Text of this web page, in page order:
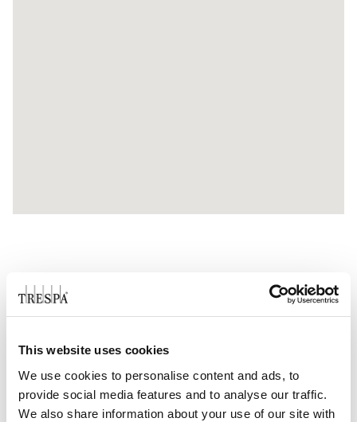
This website uses cookies
We use cookies to personalise content and ads, to
provide social media features and to analyse our traffic.
We also share information about your use of our site with
DOWNLOADS